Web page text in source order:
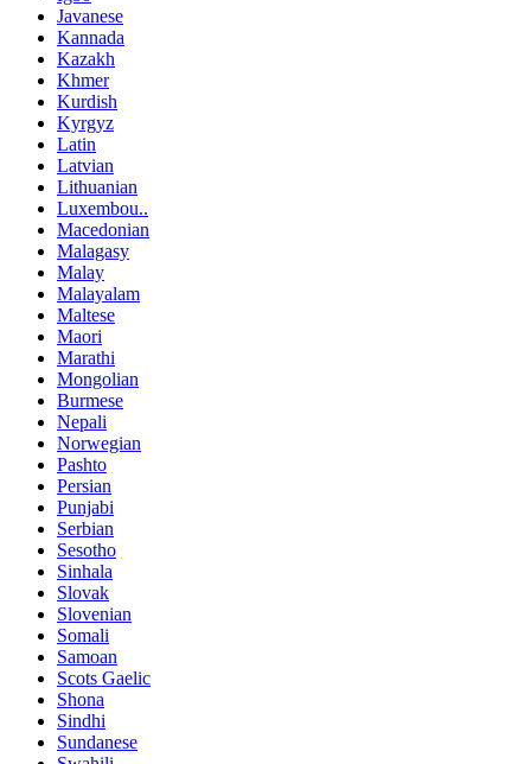
Javanese
Kannada
Kazakh
Khmer
Kurdish
Kyrgyz
Latin
Latvian
Lithuanian
Luxembou..
Macedonian
Malagasy
Malay
Malayalam
Maltese
Maori
Marathi
Mongolian
Burmese
Nepali
Norwegian
Pashto
Persian
Punjabi
Serbian
Sesotho
Sinhala
Slovak
Slovenian
Somali
Samoan
Scots Gaelic
Shona
Sindhi
Sundanese